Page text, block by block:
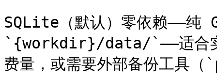
SQLite（默认）零依赖——纯
`{workdir}/data/`——适合实
费量，或需要外部备份工具